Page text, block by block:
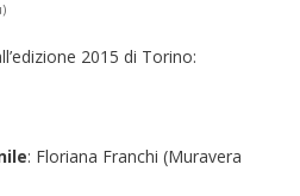
2015 di Torino:
: Floriana Franchi (Muravera